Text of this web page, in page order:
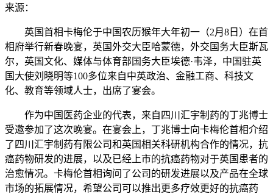
来源：
英国首相卡梅伦于中国农历猴年大年初一（2月8日）在首
相府举行新春晚宴，英国外交大臣哈蒙德，外交国务大臣斯瓦
尔，英国文化、媒体与体育部国务大臣埃德·韦泽，中国驻英
国大使刘晓明等100多位来自中英政治、金融工商、科技文
化、教育等领域人士，出席了宴会。
作为中国医药企业的代表，来自四川汇宇制药的丁兆博士
受邀参加了这次晚宴。在宴会上，丁兆博士向卡梅伦首相介绍
了四川汇宇制药有限公司和英国相关科研机构合作的情况，抗
癌药物研发的进展，以及已经上市的抗癌药物对于英国患者的
治愈情况。卡梅伦首相询问了公司的研发进展以及产品在全球
市场的拓展情况，希望公司可以推出更多疗效更好的抗癌药